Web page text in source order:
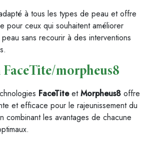
à tous les types de peau et offre
pour ceux qui souhaitent améliorer
sans recourir à des interventions
morpheus8
FaceTiteetMorpheus8 offre
et efficace pour le rajeunissement du
combinant les avantages de chacune